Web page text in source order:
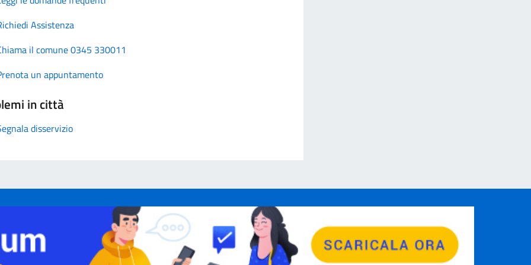
Assistenza
il comune 0345 330011
un appuntamento
in città
disservizio